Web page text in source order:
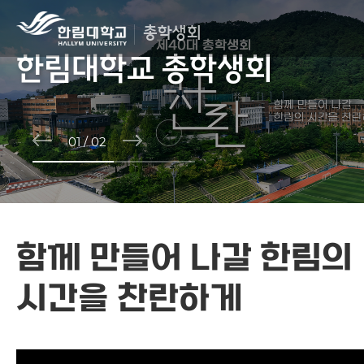
총학생회
한림대학교 총학생회
한림대학교 총학생회
한림대학교 총학생회
한림대학교 총학생회
한림대학교 총학생회
한림대학교 총학생회
01 / 02
함께 만들어 나갈 한림의
시간을 찬란하게